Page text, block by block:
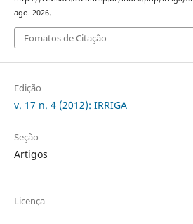
ago. 2026.
Fomatos de Citação
Edição
v. 17 n. 4 (2012): IRRIGA
Seção
Artigos
Licença